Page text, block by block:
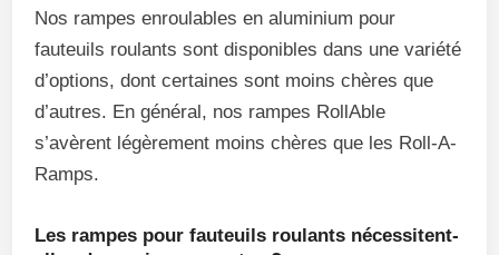
Nos rampes enroulables en aluminium pour
fauteuils roulants sont disponibles dans une variété
d’options, dont certaines sont moins chères que
d’autres. En général, nos rampes RollAble
s’avèrent légèrement moins chères que les Roll-A-
Ramps.
Les rampes pour fauteuils roulants nécessitent-